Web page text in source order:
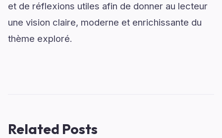
et de réflexions utiles afin de donner au lecteur
une vision claire, moderne et enrichissante du
thème exploré.
Related Posts